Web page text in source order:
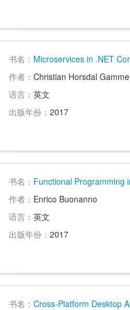
书名： Microservices in .NET
作者： Christian Horsdal
语言： 英文
出版年份： 2017
书名： Functional Programming
作者： Enrico Buonanno
语言： 英文
出版年份： 2017
书名： Cross-Platform Desktop